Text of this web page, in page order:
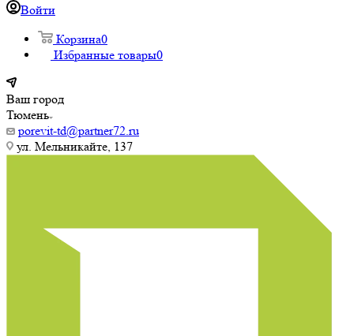
Войти
Корзина0
Избранные товары0
Ваш город
Тюмень
porevit-td@partner72.ru
ул. Мельникайте, 137